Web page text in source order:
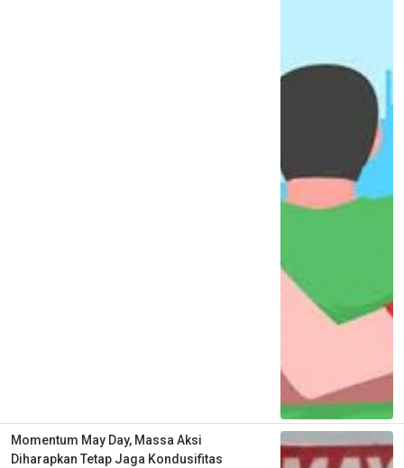
Momentum May Day, Massa Aksi
Diharapkan Tetap Jaga Kondusifitas